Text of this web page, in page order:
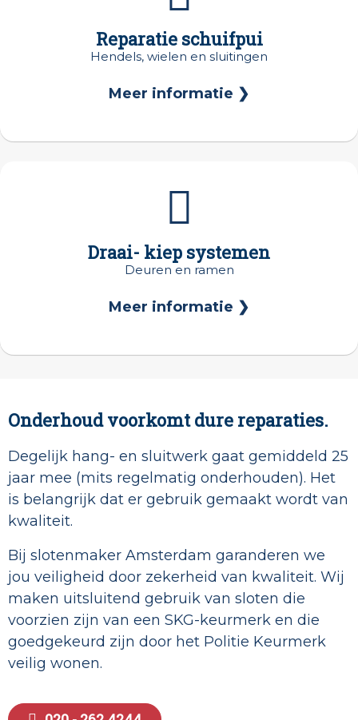
Reparatie schuifpui
Hendels, wielen en sluitingen
Meer informatie ❯
Draai- kiep systemen
Deuren en ramen
Meer informatie ❯
Onderhoud voorkomt dure reparaties.
Degelijk hang- en sluitwerk gaat gemiddeld 25
jaar mee (mits regelmatig onderhouden). Het
is belangrijk dat er gebruik gemaakt wordt van
kwaliteit.
Bij slotenmaker Amsterdam garanderen we
jou veiligheid door zekerheid van kwaliteit. Wij
maken uitsluitend gebruik van sloten die
voorzien zijn van een SKG-keurmerk en die
goedgekeurd zijn door het Politie Keurmerk
veilig wonen.